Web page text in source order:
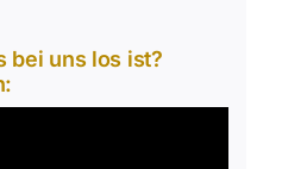
bei uns los ist?